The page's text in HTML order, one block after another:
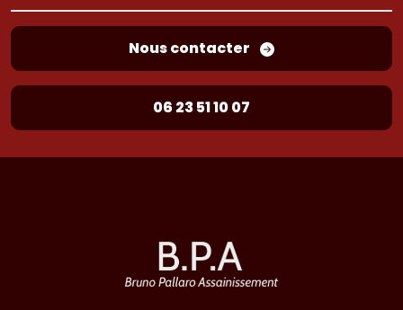
Nous contacter
06 23 51 10 07